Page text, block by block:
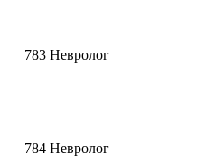
783 Невролог
784 Невролог